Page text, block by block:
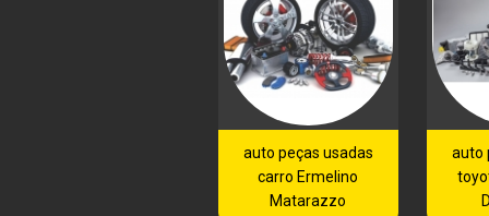
auto peças usadas
carro Ermelino
Matarazzo
auto